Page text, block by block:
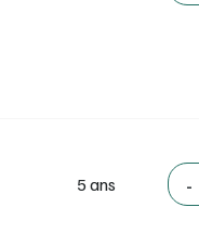
5 ans -